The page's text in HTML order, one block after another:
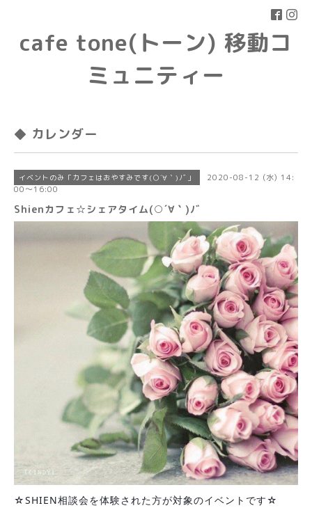
cafe tone(トーン) 移動コ
ミュニティー
◆ カレンダー
イベントのみ「カフェはおやすみです(○´∀｀)ﾉﾞ」
2020-08-12 (水) 14:
00～16:00
Shienカフェ☆シェアタイム(○´∀｀)ﾉﾞ
☆SHIEN相談会を体験された方が対象のイベントです☆